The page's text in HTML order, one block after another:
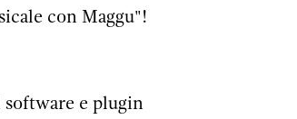
con Maggu"!
e plugin